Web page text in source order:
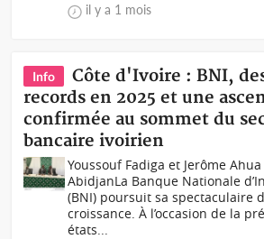
il y a 1 mois
Info
Côte d'Ivoire : BNI,
records en 2025 et une
confirmée au sommet du
bancaire ivoirien
Youssouf Fadiga et Jerôme
AbidjanLa Banque Nationale
(BNI) poursuit sa spectaculaire
croissance. À l’occasion de la
états...